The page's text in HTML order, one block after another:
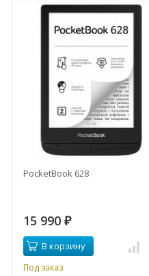
PocketBook 628
15 990 ₽
В корзину
Под заказ